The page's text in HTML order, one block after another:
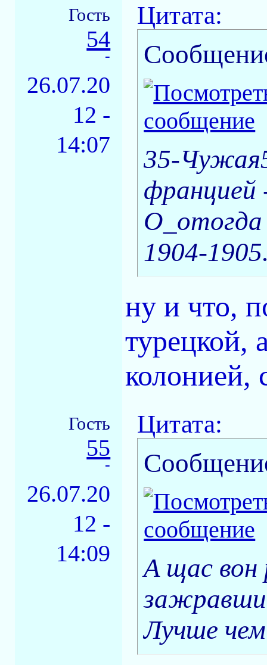
Гость
54
-
26.07.20
12 -
14:07
Цитата:
35-
францией
О_отогда
1904-
ну и что,
турецкой,
колонией,
Гость
55
-
26.07.20
12 -
14:09
Цитата:
А щас вон
Лучше